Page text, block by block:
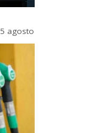
agosto